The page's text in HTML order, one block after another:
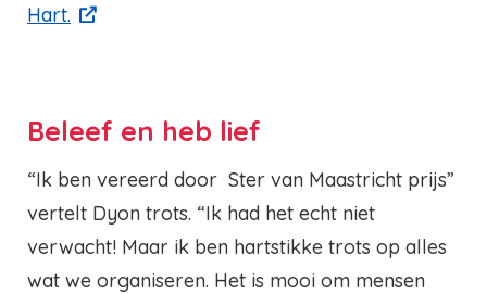
Hart.
Beleef en heb lief
“Ik ben vereerd door Ster van Maastricht prijs”
vertelt Dyon trots. “Ik had het echt niet
verwacht! Maar ik ben hartstikke trots op alles
wat we organiseren. Het is mooi om mensen